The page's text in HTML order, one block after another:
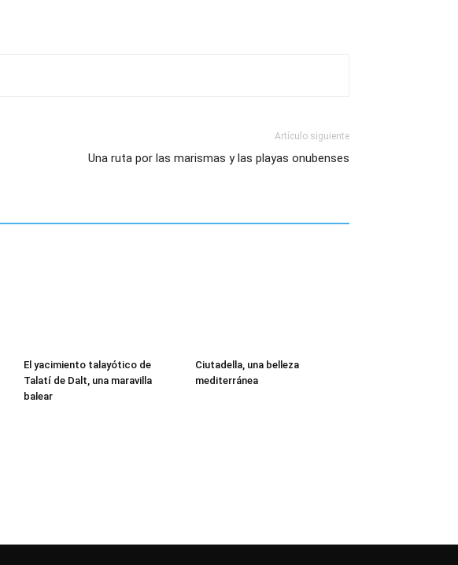
Artículo siguiente
Una ruta por las marismas y las playas onubenses
El yacimiento talayótico de
Talatí de Dalt, una maravilla
balear
Ciutadella, una belleza
mediterránea